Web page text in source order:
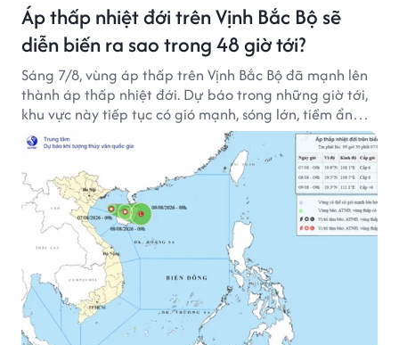
Áp thấp nhiệt đới trên Vịnh Bắc Bộ sẽ
diễn biến ra sao trong 48 giờ tới?
Sáng 7/8, vùng áp thấp trên Vịnh Bắc Bộ đã mạnh lên
thành áp thấp nhiệt đới. Dự báo trong những giờ tới,
khu vực này tiếp tục có gió mạnh, sóng lớn, tiềm ẩn
nhiều nguy cơ đối với hoạt động của tàu thuyền trên
biển.